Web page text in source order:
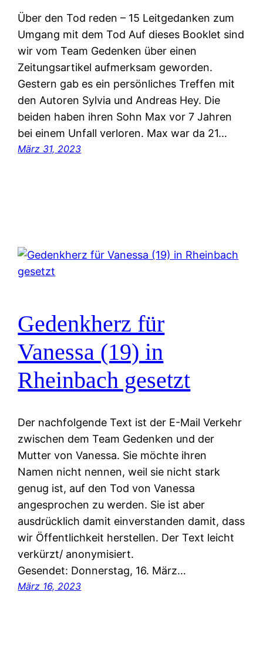
Über den Tod reden – 15 Leitgedanken zum
Umgang mit dem Tod Auf dieses Booklet sind
wir vom Team Gedenken über einen
Zeitungsartikel aufmerksam geworden.
Gestern gab es ein persönliches Treffen mit
den Autoren Sylvia und Andreas Hey. Die
beiden haben ihren Sohn Max vor 7 Jahren
bei einem Unfall verloren. Max war da 21…
März 31, 2023
Gedenkherz für
Vanessa (19) in
Rheinbach gesetzt
Der nachfolgende Text ist der E-Mail Verkehr
zwischen dem Team Gedenken und der
Mutter von Vanessa. Sie möchte ihren
Namen nicht nennen, weil sie nicht stark
genug ist, auf den Tod von Vanessa
angesprochen zu werden. Sie ist aber
ausdrücklich damit einverstanden damit, dass
wir Öffentlichkeit herstellen. Der Text leicht
verkürzt/ anonymisiert.
Gesendet: Donnerstag, 16. März…
März 16, 2023